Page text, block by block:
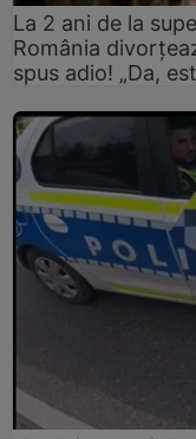
La 2 ani de la
România
spus adio! „Da,